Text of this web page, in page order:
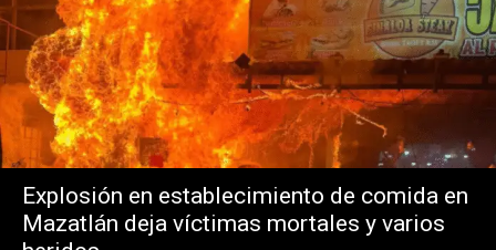
Explosión en establecimiento de comida en
Mazatlán deja víctimas mortales y varios